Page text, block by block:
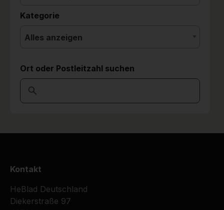
Kategorie
Alles anzeigen
Ort oder Postleitzahl suchen
Kontakt
HeBlad Deutschland
Diekerstraße 97